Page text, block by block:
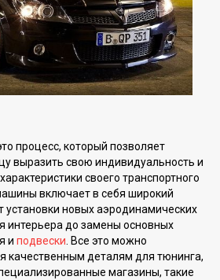
процесс, который позволяет
выразить свою индивидуальность и
своего транспортного
включает в себя широкий
установки новых аэродинамических
интерьера до замены основных
и подвески. Все это можно
качественным деталям для тюнинга,
магазины, такие